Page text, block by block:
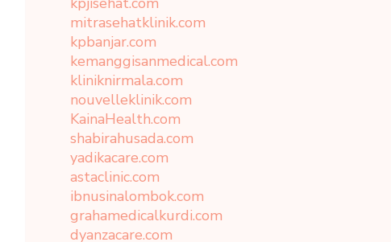
mitrasehatklinik.com
kpbanjar.com
kemanggisanmedical.com
kliniknirmala.com
nouvelleklinik.com
KainaHealth.com
shabirahusada.com
yadikacare.com
astaclinic.com
ibnusinalombok.com
grahamedicalkurdi.com
dyanzacare.com